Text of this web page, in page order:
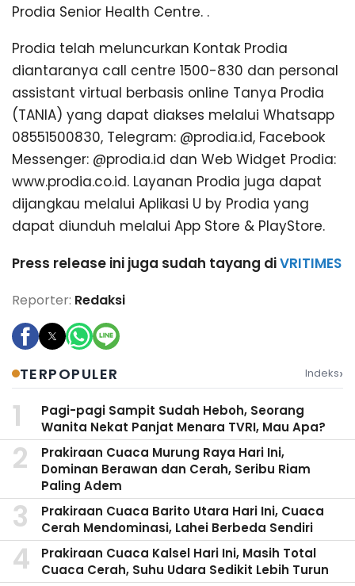
Prodia Senior Health Centre. .
Prodia telah meluncurkan Kontak Prodia
diantaranya call centre 1500-830 dan personal
assistant virtual berbasis online Tanya Prodia
(TANIA) yang dapat diakses melalui Whatsapp
08551500830, Telegram: @prodia.id, Facebook
Messenger: @prodia.id dan Web Widget Prodia:
www.prodia.co.id. Layanan Prodia juga dapat
dijangkau melalui Aplikasi U by Prodia yang
dapat diunduh melalui App Store & PlayStore.
Press release ini juga sudah tayang diVRITIMES
Reporter: Redaksi
TERPOPULER Indeks›
Pagi-pagi Sampit Sudah Heboh, Seorang
Wanita Nekat Panjat Menara TVRI, Mau Apa?
Prakiraan Cuaca Murung Raya Hari Ini,
Dominan Berawan dan Cerah, Seribu Riam
Paling Adem
Prakiraan Cuaca Barito Utara Hari Ini, Cuaca
Cerah Mendominasi, Lahei Berbeda Sendiri
Prakiraan Cuaca Kalsel Hari Ini, Masih Total
Cuaca Cerah, Suhu Udara Sedikit Lebih Turun